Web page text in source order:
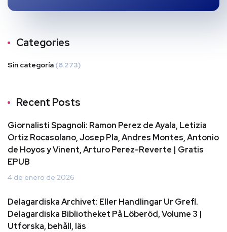
Categories
Sin categoría (8.273)
Recent Posts
Giornalisti Spagnoli: Ramon Perez de Ayala, Letizia
Ortiz Rocasolano, Josep Pla, Andres Montes, Antonio
de Hoyos y Vinent, Arturo Perez-Reverte | Gratis
EPUB
4 de enero de 2026
Delagardiska Archivet: Eller Handlingar Ur Grefl.
Delagardiska Bibliotheket På Löberöd, Volume 3 |
Utforska, behåll, läs